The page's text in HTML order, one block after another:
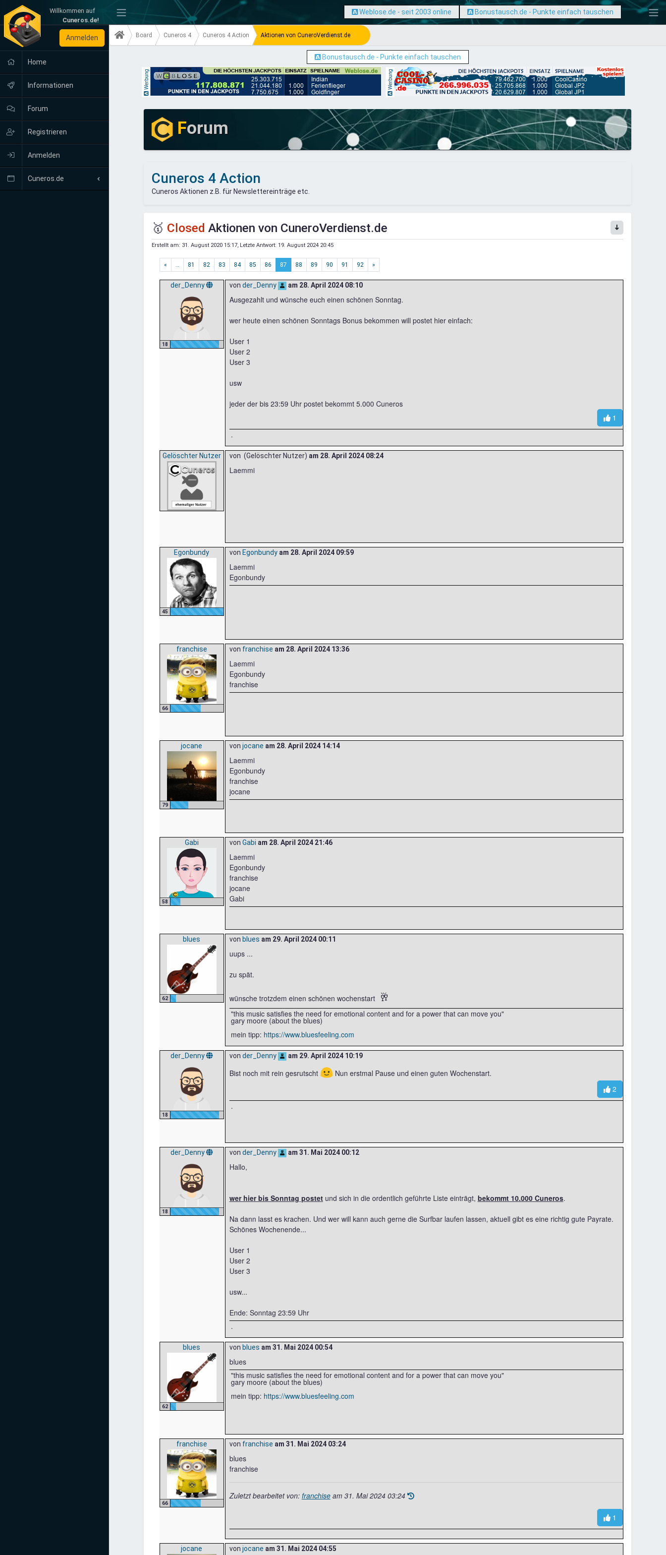
Willkommen auf
Cuneros.de!
- Weblose.de - seit 2003 online Bonustausch.de - Punkte einfach tauschen
Anmelden
Home
Informationen
Forum
Registrieren
Anmelden
Cuneros.de
Board Cuneros 4 Cuneros 4 Action Aktionen von CuneroVerdienst.de
Bonustausch.de - Punkte einfach tauschen
Werbung Werbung
Forum
Cuneros 4 Action
Cuneros Aktionen z.B. für Newslettereinträge etc.
🥇 Closed Aktionen von CuneroVerdienst.de
Erstellt am: 31. August 2020 15:17, Letzte Antwort: 19. August 2024 20:45
« … 81 82 83 84 85 86 87 88 89 90 91 92 »
der_Denny
18
von der_Denny am 28. April 2024 08:10
Ausgezahlt und wünsche euch einen schönen Sonntag.
wer heute einen schönen Sonntags Bonus bekommen will postet hier einfach:
User 1
User 2
User 3
usw
jeder der bis 23:59 Uhr postet bekommt 5.000 Cuneros
1
.
Gelöschter Nutzer von (Gelöschter Nutzer) am 28. April 2024 08:24
Laemmi
Egonbundy
45
von Egonbundyam 28. April 2024 09:59
Laemmi
Egonbundy
franchise
66
von franchise am 28. April 2024 13:36
Laemmi
Egonbundy
franchise
jocane
79
von jocane am 28. April 2024 14:14
Laemmi
Egonbundy
franchise
jocane
Gabi
58
von Gabi am 28. April 2024 21:46
Laemmi
Egonbundy
franchise
jocane
Gabi
blues
62
von blues am 29. April 2024 00:11
uups ...
zu spät.
wünsche trotzdem einen schönen wochenstart 🥂
"this music satisfies the need for emotional content and for a power that can move you"
gary moore (about the blues)
mein tipp: https://www.bluesfeeling.com
der_Denny
18
von der_Denny am 29. April 2024 10:19
Bist noch mit rein gesrutscht 🙂Nun erstmal Pause und einen guten Wochenstart.
2
.
der_Denny
18
von der_Denny am31. Mai 2024 00:12
Hallo,
wer hier bis Sonntag postetund sich in die ordentlich geführte Liste einträgt, bekommt 10.000 Cuneros.
Na dann lasst es krachen. Und wer will kann auch gerne die Surfbar laufen lassen, aktuell gibt es eine richtig gute Payrate.
Schönes Wochenende...
User 1
User 2
User 3
usw...
Ende: Sonntag 23:59 Uhr
.
blues
62
von blues am 31. Mai 2024 00:54
blues
"this music satisfies the need for emotional content and for a power that can move you"
gary moore (about the blues)
mein tipp: https://www.bluesfeeling.com
franchise
66
von franchise am 31. Mai 2024 03:24
blues
franchise
Zuletzt bearbeitet von: franchiseam 31. Mai 2024 03:24
1
jocane von jocane am 31. Mai 2024 04:55